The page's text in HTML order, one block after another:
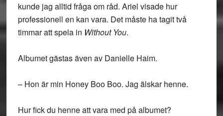
kunde jag alltid fråga om råd. Ariel visade hur
professionell en kan vara. Det måste ha tagit två
timmar att spela in Without You.
Albumet gästas även av Danielle Haim.
– Hon är min Honey Boo Boo. Jag älskar henne.
Hur fick du henne att vara med på albumet?